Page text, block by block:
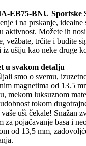
EB75-BNU Sportske
i na prskanje,
aktivnost. Možete ih
vežbate, trčite i budite
iz ušiju kao neke druge
u svakom detalju
smo o svemu,
magnetima od 13.5
mekom luksuznom
tokom
uši čekale! Snažan
za pojačavanje basa i
od 13,5 mm,